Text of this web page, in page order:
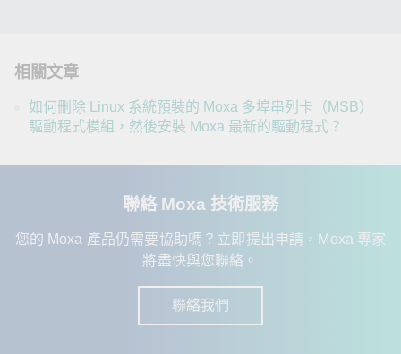
相關文章
如何刪除 Linux 系統預裝的 Moxa 多埠串列卡（MSB）
驅動程式模組，然後安裝 Moxa 最新的驅動程式？
聯絡 Moxa 技術服務
您的 Moxa 產品仍需要協助嗎？立即提出申請，Moxa 專家
將盡快與您聯絡。
聯絡我們